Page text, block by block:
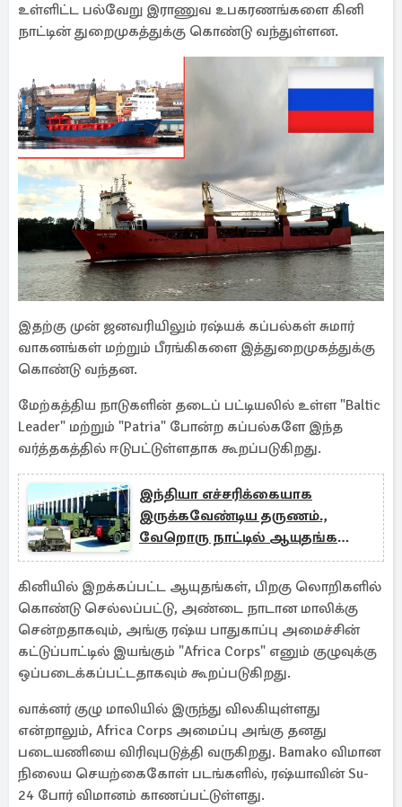
உள்ளிட்ட பல்வேறு இராணுவ உபகரணங்களை கினி
நாட்டின் துறைமுகத்துக்கு கொண்டு வந்துள்ளன.
இதற்கு முன் ஜனவரியிலும் ரஷ்யக் கப்பல்கள் சுமார்
வாகனங்கள் மற்றும் பீரங்கிகளை இத்துறைமுகத்துக்கு
கொண்டு வந்தன.
மேற்கத்திய நாடுகளின் தடைப் பட்டியலில் உள்ள "Baltic
Leader" மற்றும் "Patria" போன்ற கப்பல்களே இந்த
வர்த்தகத்தில் ஈடுபட்டுள்ளதாக கூறப்படுகிறது.
இந்தியா எச்சரிக்கையாக
இருக்கவேண்டிய தருணம்.,
வேறொரு நாட்டில் ஆயுதங்களை
வாங்கும் பாகிஸ்தான்
கினியில் இறக்கப்பட்ட ஆயுதங்கள், பிறகு லொறிகளில்
கொண்டு செல்லப்பட்டு, அண்டை நாடான மாலிக்கு
சென்றதாகவும், அங்கு ரஷ்ய பாதுகாப்பு அமைச்சின்
கட்டுப்பாட்டில் இயங்கும் "Africa Corps" எனும் குழுவுக்கு
ஒப்படைக்கப்பட்டதாகவும் கூறப்படுகிறது.
வாக்னர் குழு மாலியில் இருந்து விலகியுள்ளது
என்றாலும், Africa Corps அமைப்பு அங்கு தனது
படையணியை விரிவுபடுத்தி வருகிறது. Bamako விமான
நிலைய செயற்கைகோள் படங்களில், ரஷ்யாவின் Su-
24 போர் விமானம் காணப்பட்டுள்ளது.